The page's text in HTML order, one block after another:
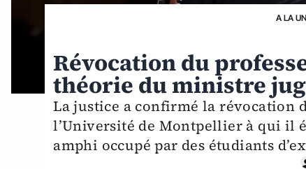
A LA
Révocation du
théorie du ministre
La justice a confirmé la révocation
l’Université de Montpellier à qui il
amphi occupé par des étudiants